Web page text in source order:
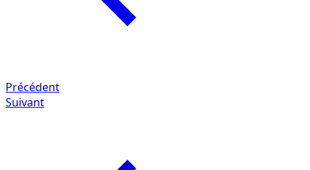
Précédent
Suivant